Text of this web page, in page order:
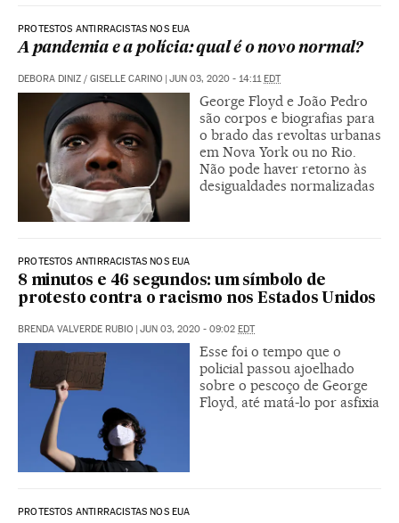
PROTESTOS ANTIRRACISTAS NOS EUA
A pandemia e a polícia: qual é o novo normal?
DEBORA DINIZ / GISELLE CARINO | JUN 03, 2020 - 14:11EDT
George Floyd e João Pedro
são corpos e biografias para
o brado das revoltas urbanas
em Nova York ou no Rio.
Não pode haver retorno às
desigualdades normalizadas
PROTESTOS ANTIRRACISTAS NOS EUA
8 minutos e 46 segundos: um símbolo de
protesto contra o racismo nos Estados Unidos
BRENDA VALVERDE RUBIO | JUN 03, 2020 - 09:02 EDT
Esse foi o tempo que o
policial passou ajoelhado
sobre o pescoço de George
Floyd, até matá-lo por asfixia
PROTESTOS ANTIRRACISTAS NOS EUA